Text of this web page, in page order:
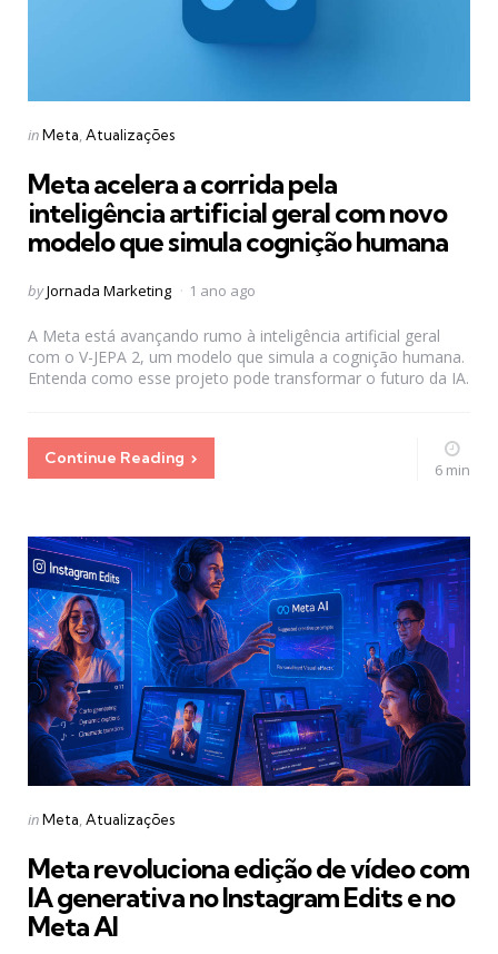
Categories
Posted
inMeta Atualizações
Meta acelera a corrida pela
inteligência artificial geral com novo
modelo que simula cognição humana
Posted
byJornada Marketing 1 ano ago
A Meta está avançando rumo à inteligência artificial geral
com o V-JEPA 2, um modelo que simula a cognição humana.
Entenda como esse projeto pode transformar o futuro da IA.
Continue Reading
6 min
Categories
Posted
inMeta Atualizações
Meta revoluciona edição de vídeo com
IA generativa no Instagram Edits e no
Meta AI